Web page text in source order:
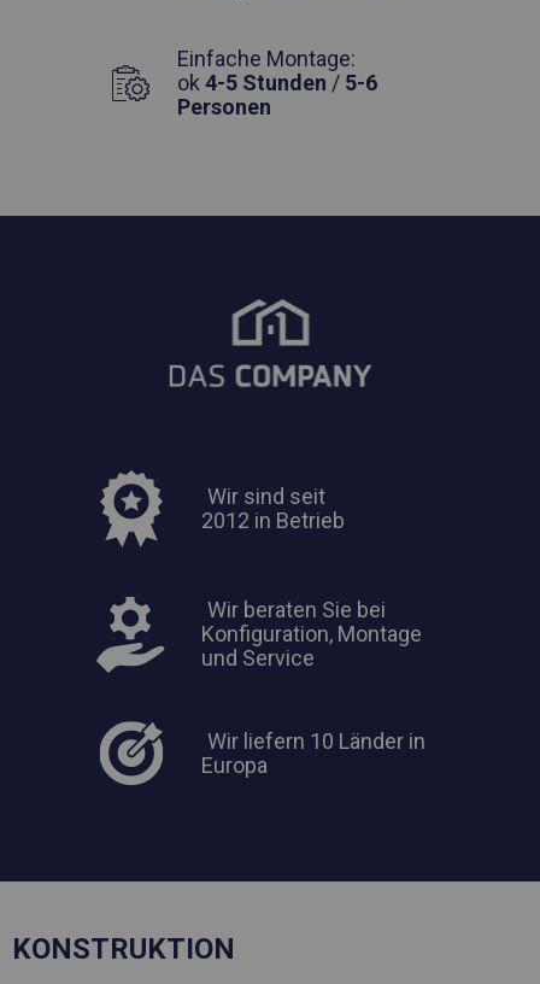
Einfache Montage:
ok 4-5 Stunden / 5-6
Personen
Wir sind seit
2012 in Betrieb
Wir beraten Sie bei
Konfiguration, Montage
und Service
Wir liefern 10 Länder in
Europa
KONSTRUKTION